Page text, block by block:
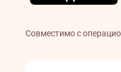
Совместимо с